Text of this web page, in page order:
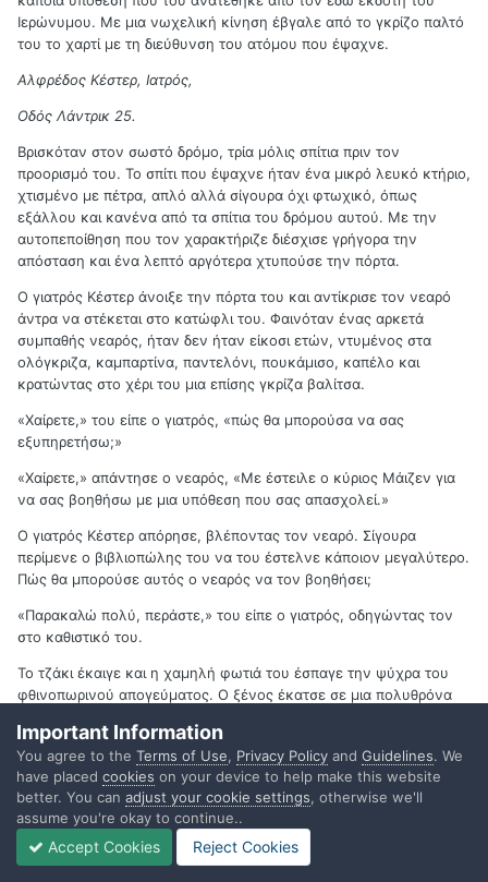
Ιερώνυμου. Με μια νωχελική κίνηση έβγαλε από το γκρίζο παλτό
του το χαρτί με τη διεύθυνση του ατόμου που έψαχνε.
Αλφρέδος Κέστερ, Ιατρός,
Οδός Λάντρικ 25.
Βρισκόταν στον σωστό δρόμο, τρία μόλις σπίτια πριν τον
προορισμό του. Το σπίτι που έψαχνε ήταν ένα μικρό λευκό κτήριο,
χτισμένο με πέτρα, απλό αλλά σίγουρα όχι φτωχικό, όπως
εξάλλου και κανένα από τα σπίτια του δρόμου αυτού. Με την
αυτοπεποίθηση που τον χαρακτήριζε διέσχισε γρήγορα την
απόσταση και ένα λεπτό αργότερα χτυπούσε την πόρτα.
Ο γιατρός Κέστερ άνοιξε την πόρτα του και αντίκρισε τον νεαρό
άντρα να στέκεται στο κατώφλι του. Φαινόταν ένας αρκετά
συμπαθής νεαρός, ήταν δεν ήταν είκοσι ετών, ντυμένος στα
ολόγκριζα, καμπαρτίνα, παντελόνι, πουκάμισο, καπέλο και
κρατώντας στο χέρι του μια επίσης γκρίζα βαλίτσα.
«Χαίρετε,» του είπε ο γιατρός, «πώς θα μπορούσα να σας
εξυπηρετήσω;»
«Χαίρετε,» απάντησε ο νεαρός, «Με έστειλε ο κύριος Μάιζεν για
να σας βοηθήσω με μια υπόθεση που σας απασχολεί.»
Ο γιατρός Κέστερ απόρησε, βλέποντας τον νεαρό. Σίγουρα
περίμενε ο βιβλιοπώλης του να του έστελνε κάποιον μεγαλύτερο.
Πώς θα μπορούσε αυτός ο νεαρός να τον βοηθήσει;
«Παρακαλώ πολύ, περάστε,» του είπε ο γιατρός, οδηγώντας τον
στο καθιστικό του.
Το τζάκι έκαιγε και η χαμηλή φωτιά του έσπαγε την ψύχρα του
φθινοπωρινού απογεύματος. Ο ξένος έκατσε σε μια πολυθρόνα
«Θέλετε να πιείτε τίποτα, κύριε…;» ρώτησε ο γιατρός.
«Μπρόντλεϋ. Αύγουστος Μπρόντλεϋ,» συστήθηκε ο νεαρός, «και
λίγο νερό αρκεί.»
«Μπρόντλεϋ ε;» αποκρίθηκε ο γιατρός Κέστερ εντυπωσιασμένος,
«καμία σχέση με τον-»
Important Information
You agree to the Terms of Use, Privacy Policy and Guidelines. We
have placed cookies on your device to help make this website
better. You can adjust your cookie settings, otherwise we'll
assume you're okay to continue..
Accept Cookies Reject Cookies